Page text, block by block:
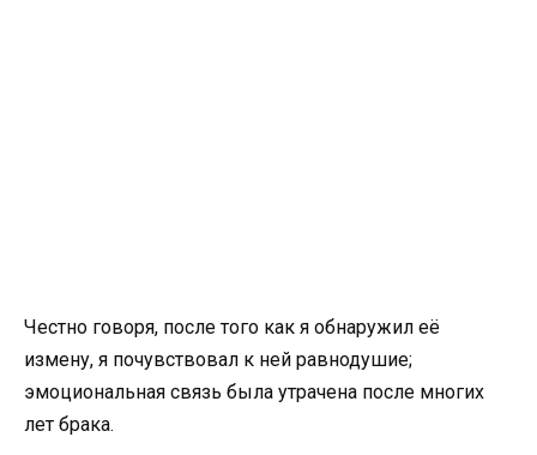
Честно говоря, после того как я обнаружил её
измену, я почувствовал к ней равнодушие;
эмоциональная связь была утрачена после многих
лет брака.